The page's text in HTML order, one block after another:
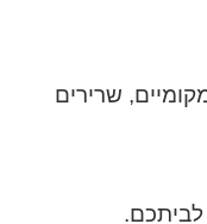
שרירים
לביתכם.